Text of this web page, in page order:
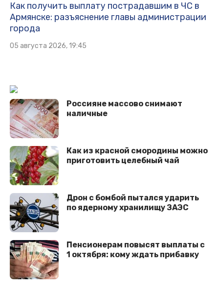
Как получить выплату пострадавшим в ЧС в
Армянске: разъяснение главы администрации
города
05 августа 2026, 19:45
Россияне массово снимают
наличные
Как из красной смородины можно
приготовить целебный чай
Дрон с бомбой пытался ударить
по ядерному хранилищу ЗАЭС
Пенсионерам повысят выплаты с
1 октября: кому ждать прибавку